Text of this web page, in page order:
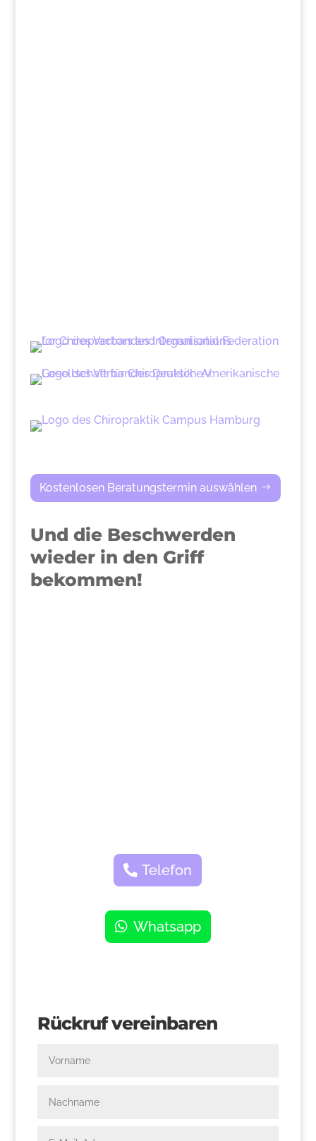
Kostenlosen Beratungstermin auswählen
Und die Beschwerden
wieder in den Griff
bekommen!
Telefon
Whatsapp
Rückruf vereinbaren